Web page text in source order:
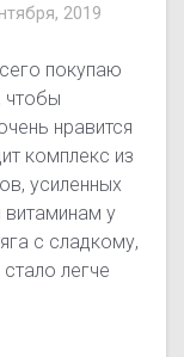
2019
покупаю
чтобы
нравится
комплекс из
усиленных
витаминам у
с сладкому,
легче